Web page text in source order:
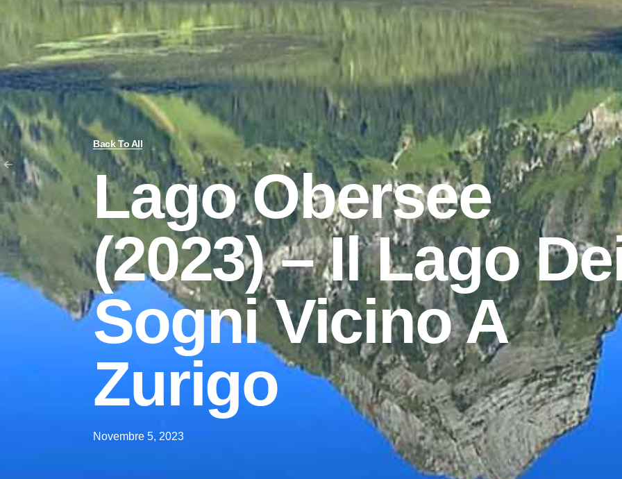
Back To All
Lago Obersee
(2023) – Il Lago
Sogni Vicino A
Zurigo
Novembre 5, 2023